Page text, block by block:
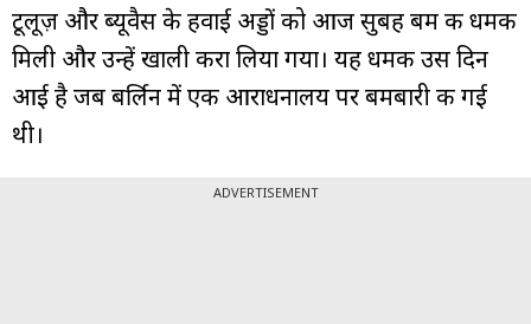
टूलूज़ और ब्यूवैस के हवाई अड्डों को आज सुबह बम की धमकी
मिली और उन्हें खाली करा लिया गया। यह धमकी उस दिन
आई है जब बर्लिन में एक आराधनालय पर बमबारी की गई
थी।
ADVERTISEMENT